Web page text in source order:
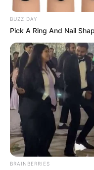
BUZZ DAY
Pick A Ring And Nail
BRAINBERRIES